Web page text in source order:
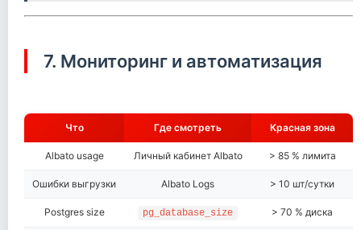
7. Мониторинг и автоматизация
Что Где смотреть Красная зона
Albato usage Личный кабинет Albato > 85 % лимита
Ошибки выгрузки Albato Logs > 10 шт/сутки
Postgres size pg_database_size > 70 % диска